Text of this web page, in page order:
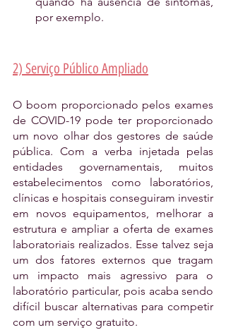
por exemplo.
2) Serviço Público Ampliado
O boom proporcionado pelos exames
de COVID-19 pode ter proporcionado
um novo olhar dos gestores de saúde
pública. Com a verba injetada pelas
entidades governamentais, muitos
estabelecimentos como laboratórios,
clínicas e hospitais conseguiram investir
em novos equipamentos, melhorar a
estrutura e ampliar a oferta de exames
laboratoriais realizados. Esse talvez seja
um dos fatores externos que tragam
um impacto mais agressivo para o
laboratório particular, pois acaba sendo
difícil buscar alternativas para competir
com um serviço gratuito.